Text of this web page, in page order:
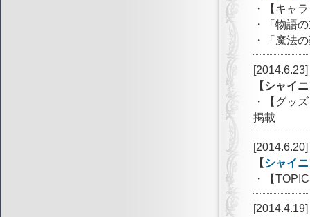
・【キャ
・「物語
・「魔法
[2014.6.23]
【シャイ
・【グッ
掲載
[2014.6.20]
【シャイ
・【
[2014.4.19]